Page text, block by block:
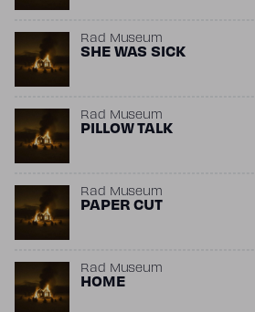
Rad Museum
SHE WAS SICK
Rad Museum
PILLOW TALK
Rad Museum
PAPER CUT
Rad Museum
HOME